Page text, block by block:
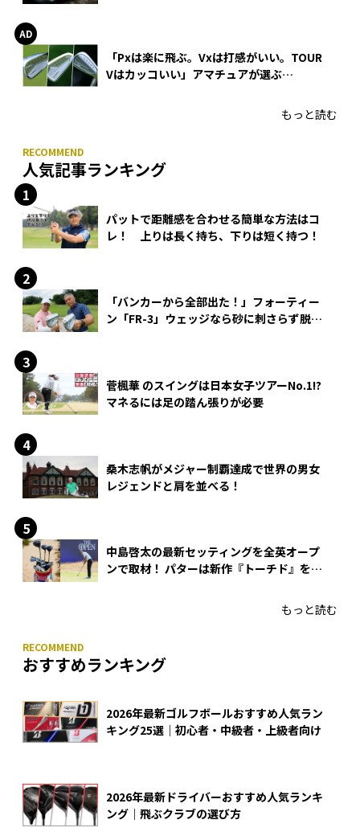
「Pxは楽に飛ぶ。Vxは打感がいい。TOUR
Vはカッコいい」アマチュアが選ぶ
もっと読む
人気記事ランキング
パットで距離感を合わせる簡単な方法はコ
レ！ 上りは長く持ち、下りは短く持つ！
「バンカーから全部出た！」フォーティー
ン「FR-3」ウェッジなら砂に刺さらず脱出
菅楓華 のスイングは日本女子ツアーNo.1!?
マネるには足の踏ん張りが必要
桑木志帆がメジャー制覇達成で世界の男女
レジェンドと肩を並べる！
中島啓太の最新セッティングを全英オープ
ンで取材！ パターは新作『トーチド』を投
もっと読む
おすすめランキング
2026年最新ゴルフボールおすすめ人気ラン
キング25選｜初心者・中級者・上級者向け
2026年最新ドライバーおすすめ人気ランキ
ング｜飛ぶクラブの選び方